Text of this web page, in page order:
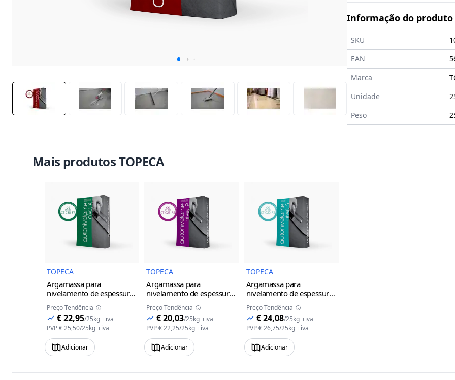
parques de
tornando-as aptas a
superfícies e de
com incorporação de
Autonivelante Nível Top
Informação do produto
SKU
EAN
Marca
Unidade
Peso
Mais produtos TOPECA
Imagem do Produto
TOPECA
Argamassa para
nivelamento de espessuras
de 5 a 20mm/camada
Autonivelante nível X
Preço Tendência
€ 22,95/25kg +iva
PVP€ 25,50/25kg +iva
Adicionar
Imagem do Produto
TOPECA
Argamassa para
nivelamento de espessuras
de 3 a 10mm/camada
Autonivelante nivel P
Preço Tendência
€ 20,03/25kg +iva
PVP€ 22,25/25kg +iva
Adicionar
Imagem do Produto
TOPECA
Argamassa para
nivelamento de espessuras
de 1 a 3mm/camada
Autonivelante nivel S
Preço Tendência
€ 24,08/25kg +iva
PVP€ 26,75/25kg +iva
Adicionar